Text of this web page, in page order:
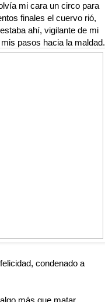
mi cara un circo para
finales el cuervo rió,
ahí, vigilante de mi
pasos hacia la maldad.
condenado a